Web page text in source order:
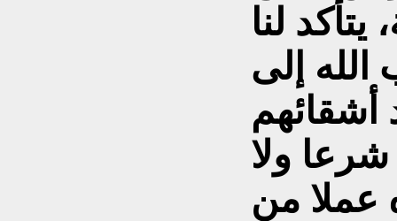
يتأكد لنا
إلى
شرعا ولا
عملا من